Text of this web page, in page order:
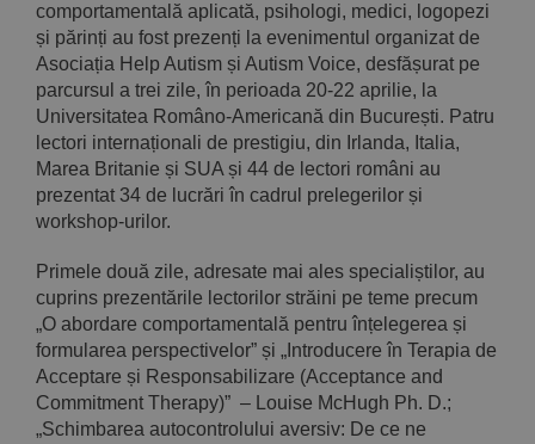
comportamentală aplicată, psihologi, medici, logopezi
și părinți au fost prezenți la evenimentul organizat de
Asociația Help Autism și Autism Voice, desfășurat pe
parcursul a trei zile, în perioada 20-22 aprilie, la
Universitatea Româno-Americană din București. Patru
lectori internaționali de prestigiu, din Irlanda, Italia,
Marea Britanie și SUA și 44 de lectori români au
prezentat 34 de lucrări în cadrul prelegerilor și
workshop-urilor.
Primele două zile, adresate mai ales specialiștilor, au
cuprins prezentările lectorilor străini pe teme precum
„O abordare comportamentală pentru înțelegerea și
formularea perspectivelor” și „Introducere în Terapia de
Acceptare și Responsabilizare (Acceptance and
Commitment Therapy)” – Louise McHugh Ph. D.;
„Schimbarea autocontrolului aversiv: De ce ne